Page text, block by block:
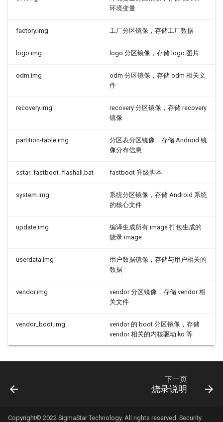
环境变量
factory.img 工厂分区镜像，存储工厂数据
logo.img logo 分区镜像，存储 logo 图片
odm.img
odm 分区镜像，存储 odm 相关文
件
recovery.img
recovery 分区镜像，存储 recovery
镜像
partition-table.img
分区表分区镜像，存储 Android 镜
像分布信息
sstar_fastboot_flashall.bat fastboot 升级脚本
system.img
系统分区镜像，存储 Android 系统
的核心文件
update.img
编译生成所有 image 打包生成的
烧录 image
userdata.img
用户数据镜像，存储与用户相关的
数据
vendor.img
vendor 分区镜像，存储 vendor 相
关文件
vendor_boot.img
vendor 的 boot 分区镜像，存储
vendor 相关的内核驱动 ko 等
下一页
烧录说明
Copyright© 2022 SigmaStar Technology. All rights reserved. Security